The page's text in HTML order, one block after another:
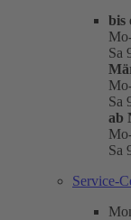
bis
Sa
Sa
ab
Sa
Service-